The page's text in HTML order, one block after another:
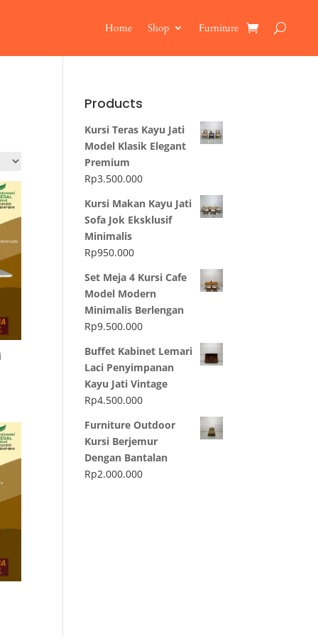
Home Shop Furniture
Products
Kursi Teras Kayu Jati
Model Klasik Elegant
Premium
Rp3.500.000
Kursi Makan Kayu Jati
Sofa Jok Eksklusif
Minimalis
Rp950.000
Set Meja 4 Kursi Cafe
Model Modern
Minimalis Berlengan
Rp9.500.000
Buffet Kabinet Lemari
Laci Penyimpanan
Kayu Jati Vintage
Rp4.500.000
Furniture Outdoor
Kursi Berjemur
Dengan Bantalan
Rp2.000.000